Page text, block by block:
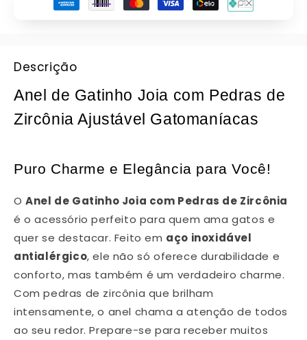
Descrição
Anel de Gatinho Joia com Pedras de
Zircônia Ajustável Gatomaníacas
Puro Charme e Elegância para Você!
OAnel de Gatinho Joia com Pedras de Zircônia
é o acessório perfeito para quem ama gatos e
quer se destacar. Feito em aço inoxidável
antialérgico, ele não só oferece durabilidade e
conforto, mas também é um verdadeiro charme.
Com pedras de zircônia que brilham
intensamente, o anel chama a atenção de todos
ao seu redor. Prepare-se para receber muitos